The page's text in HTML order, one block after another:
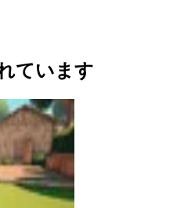
ています